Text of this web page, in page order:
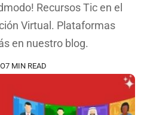
Recursos Tic en el
Virtual. Plataformas
en nuestro blog.
7 MIN READ